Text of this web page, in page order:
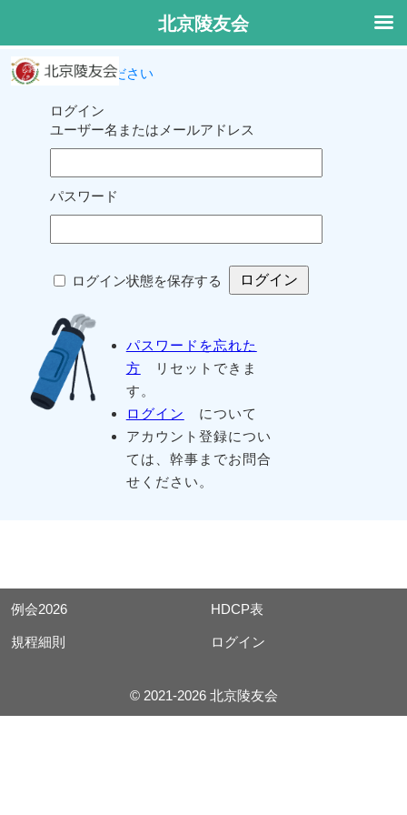
ログインしてください
ログイン
ユーザー名またはメールアドレス
パスワード
ログイン状態を保存する
パスワードを忘れた
方 リセットできま
す。
ログイン
について
アカウント登録につい
ては、幹事までお問合
せください。
例会2026 HDCP表
規程細則 ログイン
© 2021-2026 北京陵友会
北京陵友会